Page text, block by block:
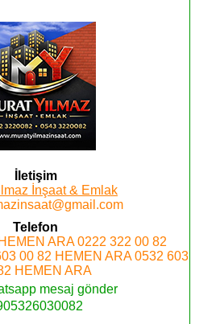
İletişim
İnşaat & Emlak
Telefon
HEMEN ARA 0222 322 00 82
00 82 HEMEN ARA 0532 603
HEMEN ARA
mesaj gönder